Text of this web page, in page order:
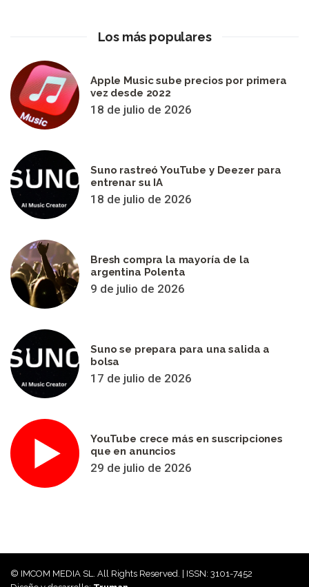
Los más populares
Apple Music sube precios por primera
vez desde 2022
18 de julio de 2026
Suno rastreó YouTube y Deezer para
entrenar su IA
18 de julio de 2026
Bresh compra la mayoría de la
argentina Polenta
9 de julio de 2026
Suno se prepara para una salida a
bolsa
17 de julio de 2026
YouTube crece más en suscripciones
que en anuncios
29 de julio de 2026
© IMCOM MEDIA SL. All Rights Reserved. | ISSN: 3101-7452